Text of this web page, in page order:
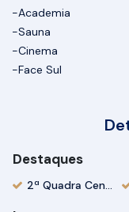
-Academia
-Sauna
-Cinema
-Face Sul
Destaques
2ª Quadra Centro